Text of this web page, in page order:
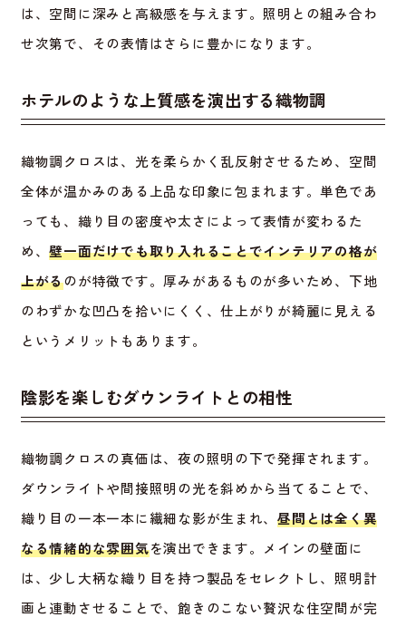
は、空間に深みと高級感を与えます。照明との組み合わ
せ次第で、その表情はさらに豊かになります。
ホテルのような上質感を演出する織物調
織物調クロスは、光を柔らかく乱反射させるため、空間
全体が温かみのある上品な印象に包まれます。単色であ
っても、織り目の密度や太さによって表情が変わるた
め、壁一面だけでも取り入れることでインテリアの格が
上がるのが特徴です。厚みがあるものが多いため、下地
のわずかな凹凸を拾いにくく、仕上がりが綺麗に見える
というメリットもあります。
陰影を楽しむダウンライトとの相性
織物調クロスの真価は、夜の照明の下で発揮されます。
ダウンライトや間接照明の光を斜めから当てることで、
織り目の一本一本に繊細な影が生まれ、昼間とは全く異
なる情緒的な雰囲気を演出できます。メインの壁面に
は、少し大柄な織り目を持つ製品をセレクトし、照明計
画と連動させることで、飽きのこない贅沢な住空間が完